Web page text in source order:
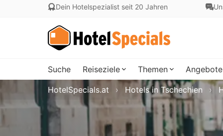
Dein Hotelspezialist seit 20 Jahren
Suche Reiseziele Themen Angebote
HotelSpecials.at Hotels in Tschechien